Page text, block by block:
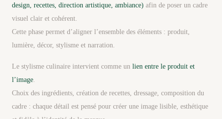
design, recettes, direction artistique, ambiance) afin de poser un cadre
visuel clair et cohérent.
Cette phase permet d’aligner l’ensemble des éléments : produit,
lumière, décor, stylisme et narration.
Le stylisme culinaire intervient comme un lien entre le produit et
l’image.
Choix des ingrédients, création de recettes, dressage, composition du
cadre : chaque détail est pensé pour créer une image lisible, esthétique